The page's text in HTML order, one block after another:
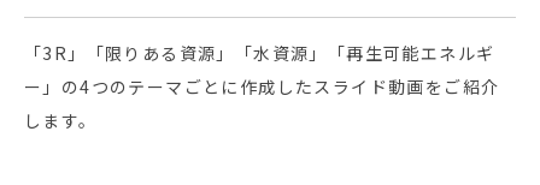
「3R」「限りある資源」「水資源」「再生可能エネルギ
ー」の4つのテーマごとに作成したスライド動画をご紹介
します。